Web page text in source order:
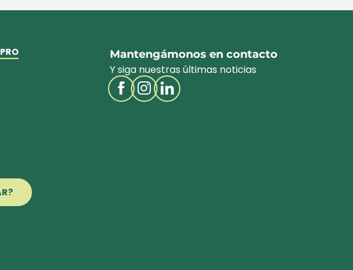
Mantengámonos en contacto
Y siga nuestras últimas noticias